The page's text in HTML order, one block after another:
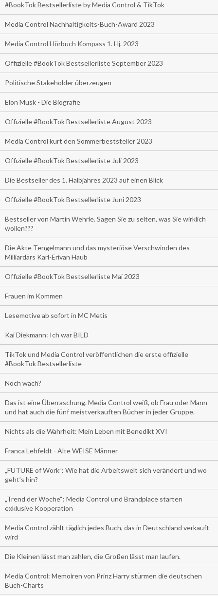
#BookTok Bestsellerliste by Media Control & TikTok
Media Control Nachhaltigkeits-Buch-Award 2023
Media Control Hörbuch Kompass 1. Hj. 2023
Offizielle #BookTok Bestsellerliste September 2023
Politische Stakeholder überzeugen
Elon Musk - Die Biografie
Offizielle #BookTok Bestsellerliste August 2023
Media Control kürt den Sommerbeststeller 2023
Offizielle #BookTok Bestsellerliste Juli 2023
Die Bestseller des 1. Halbjahres 2023 auf einen Blick
Offizielle #BookTok Bestsellerliste Juni 2023
Bestseller von Martin Wehrle. Sagen Sie zu selten, was Sie wirklich
wollen???
Die Akte Tengelmann und das mysteriöse Verschwinden des
Milliardärs Karl-Erivan Haub
Offizielle #BookTok Bestsellerliste Mai 2023
Frauen im Kommen
Lesemotive ab sofort in MC Metis
Kai Diekmann: Ich war BILD
TikTok und Media Control veröffentlichen die erste offizielle
#BookTok Bestsellerliste
Noch wach?
Das ist eine Überraschung. Media Control weiß, ob Frau oder Mann
und hat auch die fünf meistverkauften Bücher in jeder Gruppe.
Nichts als die Wahrheit: Mein Leben mit Benedikt XVI
Franca Lehfeldt - Alte WEISE Männer
„FUTURE of Work”: Wie hat die Arbeitswelt sich verändert und wo
geht’s hin?
„Trend der Woche“: Media Control und Brandplace starten
exklusive Kooperation
Media Control zählt täglich jedes Buch, das in Deutschland verkauft
wird
Die Kleinen lässt man zahlen, die Großen lässt man laufen.
Media Control: Memoiren von Prinz Harry stürmen die deutschen
Buch-Charts